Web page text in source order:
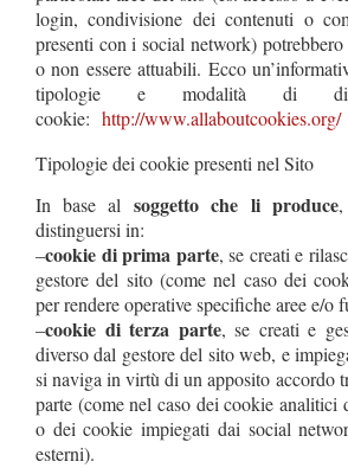
login, condivisione dei contenuti o
presenti con i social network)
o non essere attuabili. Ecco
tipologie e modalità di
cookie: http://www.allaboutcookies.org/
Tipologie dei cookie presenti nel Sito
In base alsoggetto che li produce,
distinguersi in:
–cookie di prima parte, se creati e
gestore del sito (come nel caso dei
per rendere operative specifiche aree e/o
–cookie di terza parte, se creati e
diverso dal gestore del sito web, e
si naviga in virtù di un apposito accordo
parte (come nel caso dei cookie
o dei cookie impiegati dai social
esterni).